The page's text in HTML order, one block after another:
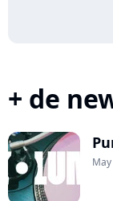
+ de